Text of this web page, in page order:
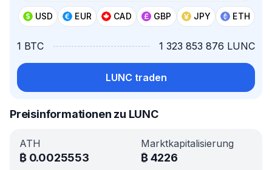
USD EUR CAD GBP JPY ETH
1 BTC 1 323 853 876 LUNC
LUNC traden
Preisinformationen zu LUNC
ATH
₿ 0.0025553
Marktkapitalisierung
₿4226